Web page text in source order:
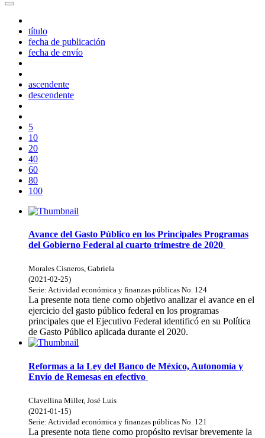
título
fecha de publicación
fecha de envío
ascendente
descendente
5
10
20
40
60
80
100
Avance del Gasto Público en los Principales Programas
del Gobierno Federal al cuarto trimestre de 2020
Morales Cisneros, Gabriela
(2021-02-25)
Serie: Actividad económica y finanzas públicas No. 124
La presente nota tiene como objetivo analizar el avance en el
ejercicio del gasto público federal en los programas
principales que el Ejecutivo Federal identificó en su Política
de Gasto Público aplicada durante el 2020.
Reformas a la Ley del Banco de México, Autonomía y
Envío de Remesas en efectivo
Clavellina Miller, José Luis
(2021-01-15)
Serie: Actividad económica y finanzas públicas No. 121
La presente nota tiene como propósito revisar brevemente la